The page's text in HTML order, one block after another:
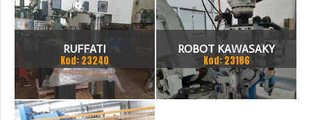
RUFFATI
Kod: 23240
ROBOT KAWASAKY
Kod: 23186